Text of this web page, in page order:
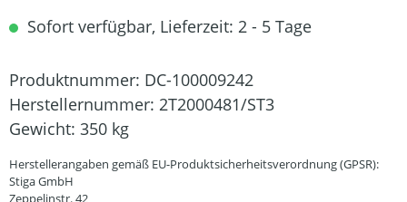
Sofort verfügbar, Lieferzeit: 2 - 5 Tage
Produktnummer: DC-100009242
Herstellernummer: 2T2000481/ST3
Gewicht: 350 kg
Herstellerangaben gemäß EU-Produktsicherheitsverordnung (GPSR):
Stiga GmbH
Zeppelinstr. 42